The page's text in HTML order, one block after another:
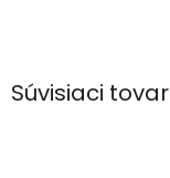
Súvisiaci tovar